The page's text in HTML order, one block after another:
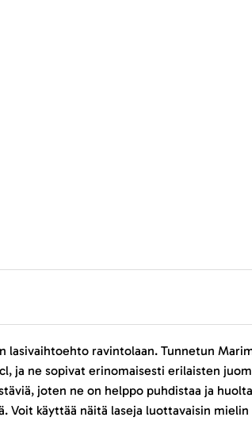
lasivaihtoehto ravintolaan. Tunnetun
ja ne sopivat erinomaisesti erilaisten
joten ne on helppo puhdistaa ja
Voit käyttää näitä laseja luottavaisin